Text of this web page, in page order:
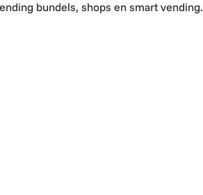
bundels, shops en smart vending.